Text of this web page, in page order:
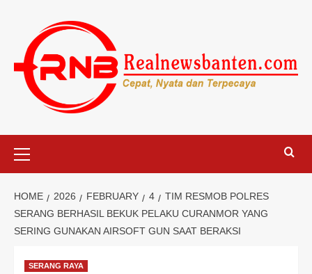
content
Menu
HOME 2026 FEBRUARY 4
TIM RESMOB POLRES
SERANG BERHASIL BEKUK PELAKU CURANMOR YANG
SERING GUNAKAN AIRSOFT GUN SAAT BERAKSI
SERANG RAYA